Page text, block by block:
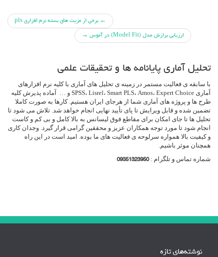
دادن
پست
ها
← برخی از مزیت های بسته نرم افزاری pls
ارزیابی برازش مدل (Model Fit) در آموس →
تحلیل آماری پایانامه ها و تحقیقات علمی
با سابقه ی فعالیت مستمر در زمینه ی تحلیل های آماری با کلیه نرم افزارهای
آماری SPSS، Lisrel، Smart PLS، Amos، Expert Choice و … آماده پذیرش کلیه
طرح ها و پروژه های آماری شما از هرجای ایران هستیم. کارها به صورت کاملا
تضمین شده و قابل ویرایش تا پای تأیید نهایی انجام خواهد شد. تلاش می شود تا
تحلیل ها تا جای امکان برای مقاطع فوق لیسانس به بالا کامل و بی کم و کاست
انجام شود تا مورد توجه همکاران عزیز و محققین گرامی قرار گیرد. وجدان کاری
و کیفیت بالا همواره سرلوحه ی فعالیت های ما بوده. امید است در این راه
همچنان موثر باشیم.
شماره تماس و تلگرام :09351323950
نوشته‌های تازه